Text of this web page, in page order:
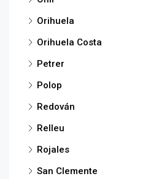
Orihuela
Orihuela Costa
Petrer
Polop
Redován
Relleu
Rojales
San Clemente